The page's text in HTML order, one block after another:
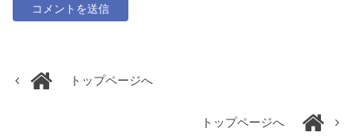
トップページへ
トップページへ